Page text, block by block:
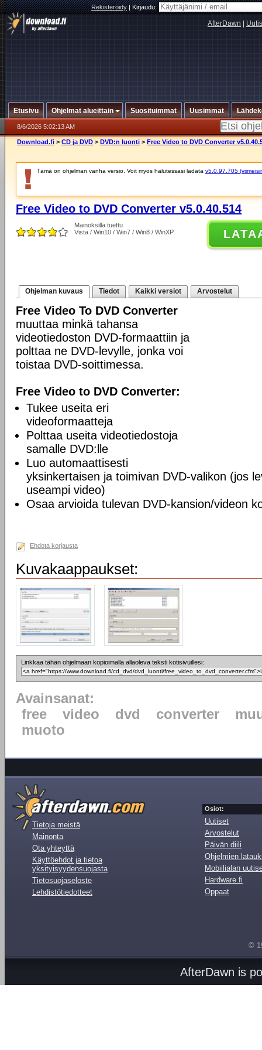
Rekisteröidy|Kirjaudu:
AfterDawn
Etusivu Ohjelmat alueittain Suosituimmat Uusimmat
8/6/2026 5:02:13 AM
Download.fi > CD ja DVD > DVD:n luonti > Free Video to DVD Converter
Tämä on ohjelman vanha versio. Voit myös halutessasi ladata v5.0.97.705
Free Video to DVD Converter v5.0.40.514
Mainoksilla tuettu
Vista / Win10 / Win7 / Win8 / WinXP
Ohjelman kuvaus Tiedot Kaikki versiot Arvostelut
Free Video To DVD Converter
muuttaa minkä tahansa
videotiedoston DVD-formaattiin ja
polttaa ne DVD-levylle, jonka voi
toistaa DVD-soittimessa.
Free Video to DVD Converter:
Tukee useita eri
videoformaatteja
Polttaa useita videotiedostoja
samalle DVD:lle
Luo automaattisesti
yksinkertaisen ja toimivan DVD-valikon (jos
useampi video)
Osaa arvioida tulevan DVD-kansion/videon
Ehdota korjausta
Kuvakaappaukset:
Linkkaa tähän ohjelmaan kopioimalla allaoleva teksti kotisivuillesi:
Avainsanat:
free
video dvd converter
muoto
Tietoja meistä
Mainonta
Ota yhteyttä
Käyttöehdot ja tietoa
yksityisyydensuojasta
Tietosuojaseloste
Lehdistötiedotteet
Osiot:
Uutiset
Arvostelut
Päivän diili
Ohjelmien
Mobiilialan
Hardware.fi
Oppaat
©
AfterDawn is